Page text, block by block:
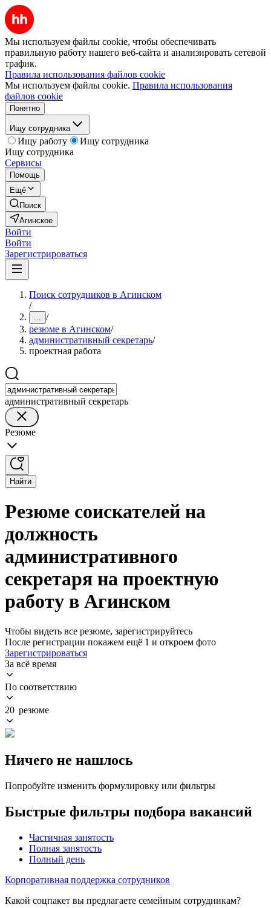
Мы используем файлы cookie, чтобы обеспечивать
правильную работу нашего веб-сайта и анализировать сетевой
трафик.
Правила использования файлов cookie
Мы используем файлы cookie. Правила использования
файлов cookie
Понятно
Ищу сотрудника
Ищу работу
Ищу сотрудника
Ищу сотрудника
Сервисы
Помощь
Ещё
Поиск
Агинское
Войти
Войти
Зарегистрироваться
Поиск сотрудников в Агинском
/
... /
резюме в Агинском/
административный секретарь/
проектная работа
административный секретарь
Резюме
Найти
Резюме соискателей на
должность
административного
секретаря на проектную
работу в Агинском
Чтобы видеть все резюме, зарегистрируйтесь
После регистрации покажем ещё 1 и откроем фото
Зарегистрироваться
За всё время
По соответствию
20 резюме
Ничего не нашлось
Попробуйте изменить формулировку или фильтры
Быстрые фильтры подбора вакансий
Частичная занятость
Полная занятость
Полный день
Корпоративная поддержка сотрудников
Какой соцпакет вы предлагаете семейным сотрудникам?